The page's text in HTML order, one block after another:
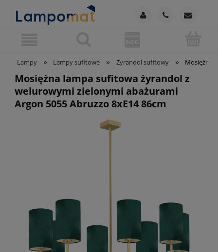
Lampy » Lampy sufitowe » Żyrandol sufitowy » Mosiężna
Mosiężna lampa sufitowa żyrandol z
welurowymi zielonymi abażurami
Argon 5055 Abruzzo 8xE14 86cm